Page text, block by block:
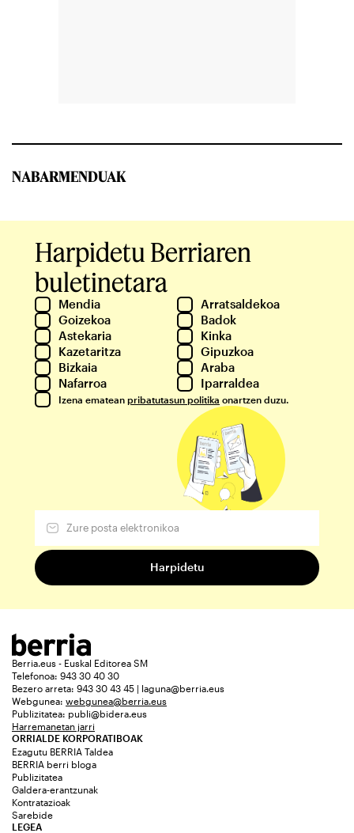
NABARMENDUAK
Harpidetu Berriaren
buletinetara
Mendia
Arratsaldekoa
Goizekoa
Badok
Astekaria
Kinka
Kazetaritza
Gipuzkoa
Bizkaia
Araba
Nafarroa
Iparraldea
Izena ematean pribatutasun politika onartzen duzu.
Berria.eus - Euskal Editorea SM
Telefonoa: 943 30 40 30
Bezero arreta: 943 30 43 45 | laguna@berria.eus
Webgunea: webgunea@berria.eus
Publizitatea: publi@bidera.eus
Harremanetan jarri
ORRIALDE KORPORATIBOAK
Ezagutu BERRIA Taldea
BERRIA berri bloga
Publizitatea
Galdera-erantzunak
Kontratazioak
Sarebide
LEGEA